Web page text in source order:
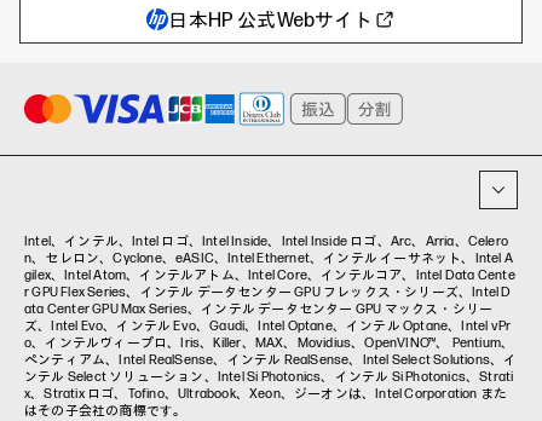
ハイブリッドワーク
プリンター
Poly
WXP（DEXツール）
タグ一覧
日本HP 公式Webサイト
Intel、インテル、Intel ロゴ、Intel Inside、Intel Inside ロゴ、Arc、Arria、Celero
n、セレロン、Cyclone、eASIC、Intel Ethernet、インテル イーサネット、Intel A
gilex、Intel Atom、インテルアトム、Intel Core、インテルコア、Intel Data Cente
r GPU Flex Series、インテル データセンター GPU フレックス・シリーズ、Intel D
ata Center GPU Max Series、インテル データセンター GPU マックス・シリー
ズ、Intel Evo、インテル Evo、Gaudi、Intel Optane、インテル Optane、Intel vPr
o、インテルヴィープロ、Iris、Killer、MAX、Movidius、OpenVINO™、 Pentium、
ペンティアム、Intel RealSense、インテル RealSense、Intel Select Solutions、イ
ンテル Select ソリューション、Intel Si Photonics、インテル Si Photonics、Strati
x、Stratix ロゴ、Tofino、Ultrabook、Xeon、ジーオンは、Intel Corporation また
はその子会社の商標です。